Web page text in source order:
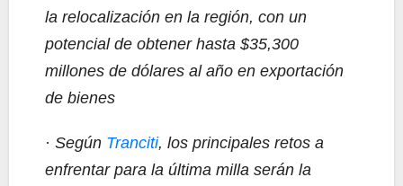
la relocalización en la región, con un
potencial de obtener hasta $35,300
millones de dólares al año en exportación
de bienes
· Según Tranciti, los principales retos a
enfrentar para la última milla serán la